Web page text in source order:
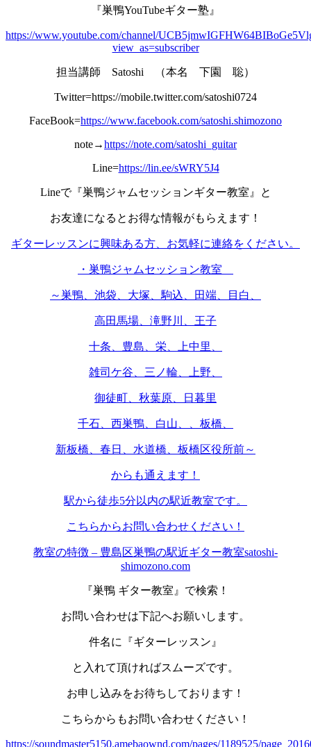
『巣鴨YouTubeギター塾』
https://www.youtube.com/channel/
view_as=subscriber
担当講師 Satoshi （本名 下園 聡）
Twitter=https://mobile.twitter.com/satoshi0724
FaceBook=https://www.facebook.com/satoshi.shimozono
note→https://note.com/satoshi_guitar
Line=https://lin.ee/sWRY5J4
Lineで『巣鴨ジャムセッションギター教室』と
お友達になるとお得な情報がもらえます！
ギターレッスンに興味ある方、お気軽に連絡をください。
・巣鴨ジャムセッション教室
～巣鴨、池袋、大塚、駒込、田端、目白、
高田馬場、滝野川、王子
十条、豊島、栄、上中里、
雑司ケ谷、三ノ輪、上野、
御徒町、秋葉原、日暮里
千石、西巣鴨、白山、、板橋、
新板橋、春日、水道橋、板橋区役所前～
からも通えます！
駅から徒歩5分以内の駅近教室です。
こちらからお問い合わせください！
教室の特徴 – 豊島区巣鴨の駅近ギター教室satoshi-
shimozono.com
『巣鴨 ギター教室』で検索！
お問い合わせは下記へお願いします。
件名に『ギターレッスン』
と入れて頂ければスムーズです。
お申し込みをお待ちしております！
こちらからもお問い合わせください！
https://soundmaster5150.amebaownd.com/pages/1189525/